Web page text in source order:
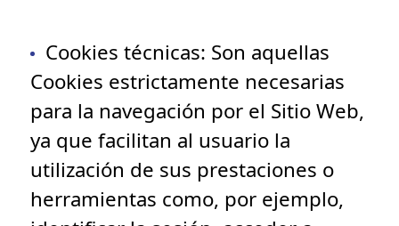
Cookies técnicas: Son aquellas
Cookies estrictamente necesarias
para la navegación por el Sitio Web,
ya que facilitan al usuario la
utilización de sus prestaciones o
herramientas como, por ejemplo,